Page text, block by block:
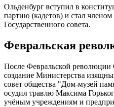
Ольденбург вступил в
партию (кадетов) и стал
Государственного совета.
Февральская
После Февральской революции
создание Министерства
совет общества "Дом-музей
осудил травлю Максима
учёным учреждениям и